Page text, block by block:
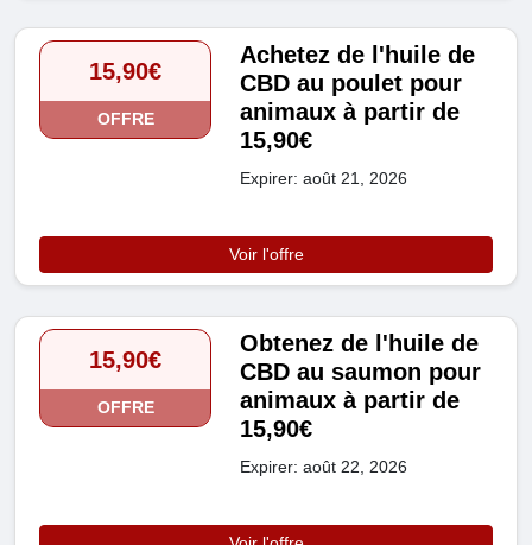
15,90€
OFFRE
Achetez de l'huile de
CBD au poulet pour
animaux à partir de
15,90€
Expirer: août 21, 2026
Voir l'offre
15,90€
OFFRE
Obtenez de l'huile de
CBD au saumon pour
animaux à partir de
15,90€
Expirer: août 22, 2026